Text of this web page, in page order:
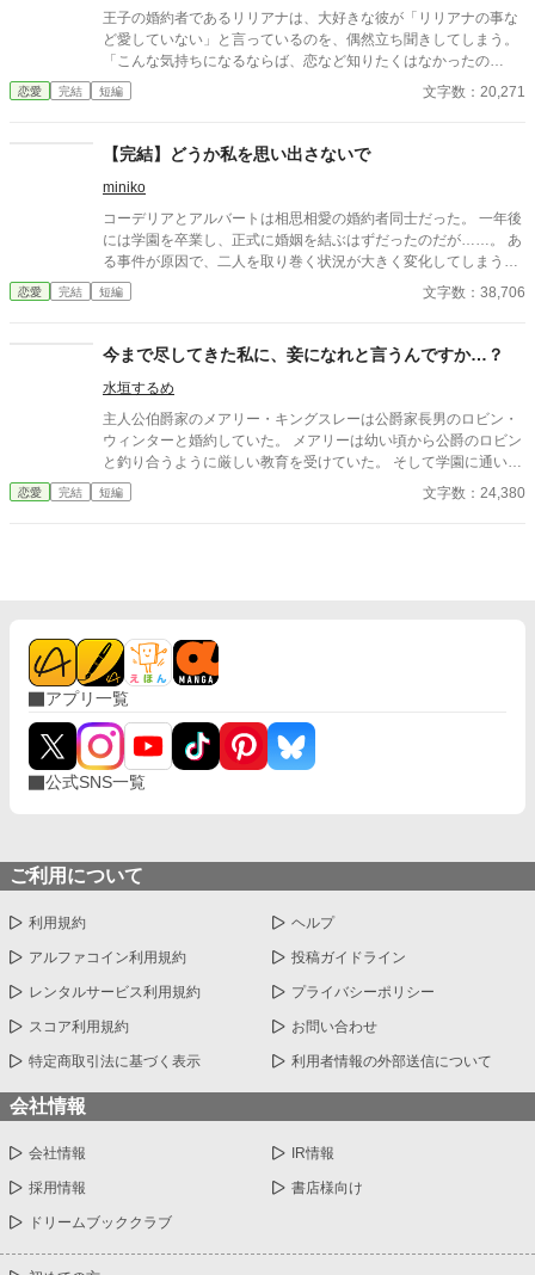
王子の婚約者であるリリアナは、大好きな彼が「リリアナの事な
ど愛していない」と言っているのを、偶然立ち聞きしてしまう。
「こんな気持ちになるならば、恋など知りたくはなかったの
に･･･」 ショックを受けたリリアナは、王子と距離を置こうとす
るのだが、なかなか上手くいかず･･･。 ※合わない場合はそっ閉
いので、本編未読の方は自己責任で閲覧お願いします。
恋愛 完結 短編 文字数：20,271
【完結】どうか私を思い出さないで
miniko
コーデリアとアルバートは相思相愛の婚約者同士だった。 一年後
には学園を卒業し、正式に婚姻を結ぶはずだったのだが……。 あ
る事件が原因で、二人を取り巻く状況が大きく変化してしまう。
コーデリアはアルバートの足手まといになりたくなくて、身を切
る思いで別れを決意した。 「貴方に触れるのは、きっとこれが最
とえ記憶を失ったとしても、きっと僕は、何度でも君に恋をす
恋愛 完結 短編 文字数：38,706
今まで尽してきた私に、妾になれと言うんですか…？
水垣するめ
主人公伯爵家のメアリー・キングスレーは公爵家長男のロビン・
ウィンターと婚約していた。 メアリーは幼い頃から公爵のロビン
と釣り合うように厳しい教育を受けていた。 そして学園に通い始
めてからもロビンのために、生徒会の仕事を請け負い、尽してい
た。 しかしある日突然、ロビンは平民の女性を連れてきて「彼女
恋愛 完結 短編 文字数：24,380
アプリ一覧
公式SNS一覧
ご利用について
利用規約 ヘルプ
アルファコイン利用規約 投稿ガイドライン
レンタルサービス利用規約 プライバシーポリシー
スコア利用規約 お問い合わせ
特定商取引法に基づく表示 利用者情報の外部送信について
会社情報
会社情報 IR情報
採用情報 書店様向け
ドリームブッククラブ